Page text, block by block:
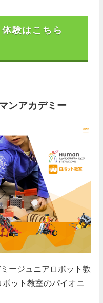
験はこちら
ンアカデミー
ージュニアロボット教
ット教室のパイオニ